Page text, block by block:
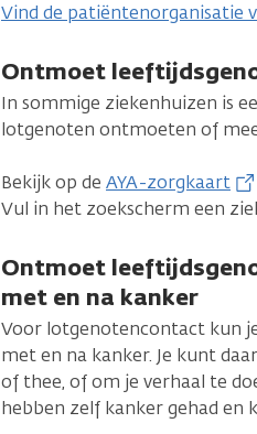
Vind de patiëntenorganisatie
Ontmoet
In sommige ziekenhuizen is
lotgenoten ontmoeten of
Bekijk op de AYA-zorgkaart
Vul in het zoekscherm een
Ontmoet
met en na kanker
Voor lotgenotencontact kun
met en na kanker. Je kunt
of thee, of om je verhaal te
hebben zelf kanker gehad en